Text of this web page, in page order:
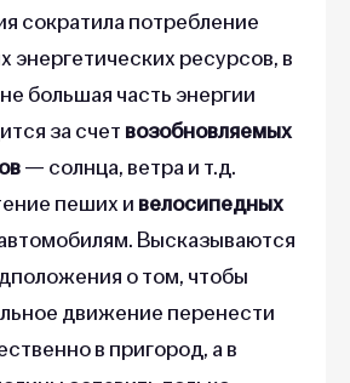
сократила потребление
энергетических ресурсов, в
большая часть энергии
за счет возобновляемых
— солнца, ветра и т.д.
пеших и велосипедных
Высказываются
о том, чтобы
движение перенести
в пригород, а в